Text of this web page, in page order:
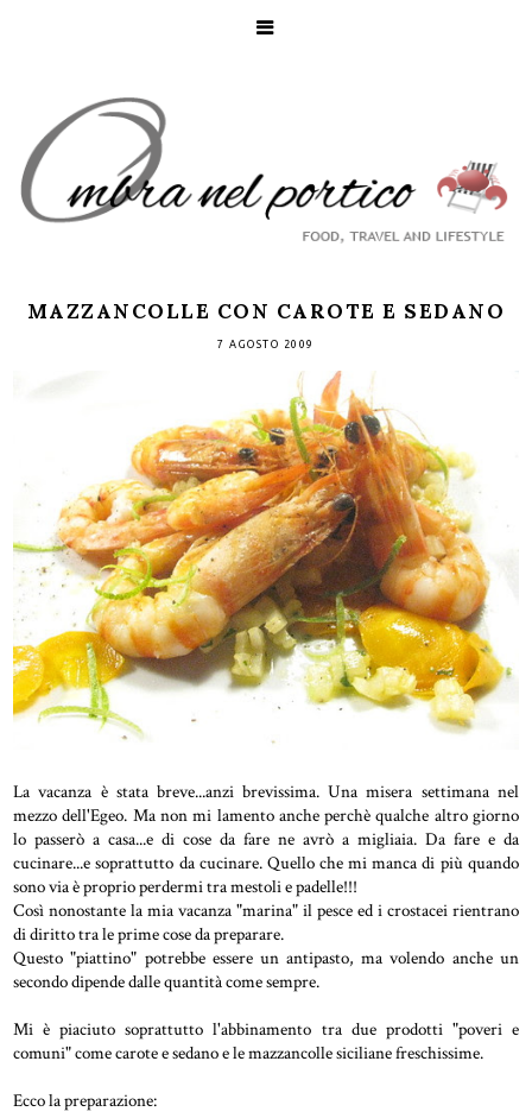
MAZZANCOLLE CON CAROTE E SEDANO
7 AGOSTO 2009
La vacanza è stata breve...anzi brevissima. Una misera settimana nel
mezzo dell'Egeo. Ma non mi lamento anche perchè qualche altro giorno
lo passerò a casa...e di cose da fare ne avrò a migliaia. Da fare e da
cucinare...e soprattutto da cucinare. Quello che mi manca di più quando
sono via è proprio perdermi tra mestoli e padelle!!!
Così nonostante la mia vacanza "marina" il pesce ed i crostacei rientrano
di diritto tra le prime cose da preparare.
Questo "piattino" potrebbe essere un antipasto, ma volendo anche un
secondo dipende dalle quantità come sempre.
Mi è piaciuto soprattutto l'abbinamento tra due prodotti "poveri e
comuni" come carote e sedano e le mazzancolle siciliane freschissime.
Ecco la preparazione: